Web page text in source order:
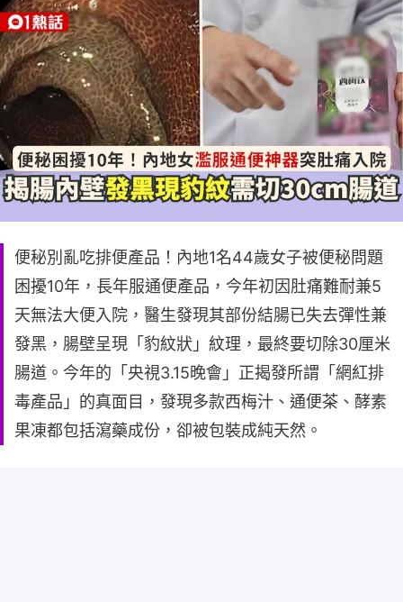
便秘別亂吃排便產品！內地1名44歲女子被便秘問題
困擾10年，長年服通便產品，今年初因肚痛難耐兼5
天無法大便入院，醫生發現其部份結腸已失去彈性兼
發黑，腸壁呈現「豹紋狀」紋理，最終要切除30厘米
腸道。今年的「央視3.15晚會」正揭發所謂「網紅排
毒產品」的真面目，發現多款西梅汁、通便茶、酵素
果凍都包括瀉藥成份，卻被包裝成純天然。